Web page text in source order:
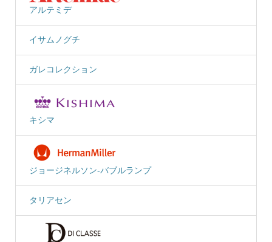
アルテミデ
イサムノグチ
ガレコレクション
キシマ
ジョージネルソン-バブルランプ
タリアセン